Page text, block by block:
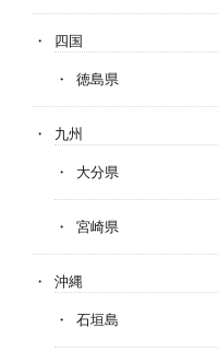
四国
徳島県
九州
大分県
宮崎県
沖縄
石垣島